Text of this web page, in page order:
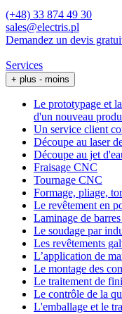
(+48) 33 874 49 30
sales@electris.pl
Demandez un devis
Services
+ plus - moins
Le prototypage et
d'un nouveau
Un service client
Découpe au laser
Découpe au jet
Fraisage CNC
Tournage CNC
Formage, pliage,
Le revêtement en
Laminage de
Le soudage par
Les revêtements
L’application de
Le montage des
Le traitement de
Le contrôle de la
L'emballage et le